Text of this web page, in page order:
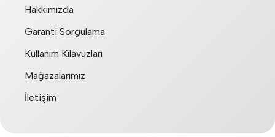
Hakkımızda
Garanti Sorgulama
Kullanım Kılavuzları
Mağazalarımız
İletişim